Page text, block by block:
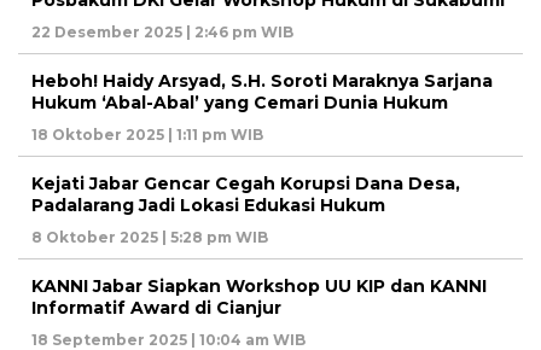
22 Desember 2025 | 2:46 pm WIB
Heboh! Haidy Arsyad, S.H. Soroti Maraknya Sarjana
Hukum ‘Abal-Abal’ yang Cemari Dunia Hukum
18 Oktober 2025 | 1:11 pm WIB
Kejati Jabar Gencar Cegah Korupsi Dana Desa,
Padalarang Jadi Lokasi Edukasi Hukum
8 Oktober 2025 | 5:28 pm WIB
KANNI Jabar Siapkan Workshop UU KIP dan KANNI
Informatif Award di Cianjur
18 September 2025 | 10:04 am WIB